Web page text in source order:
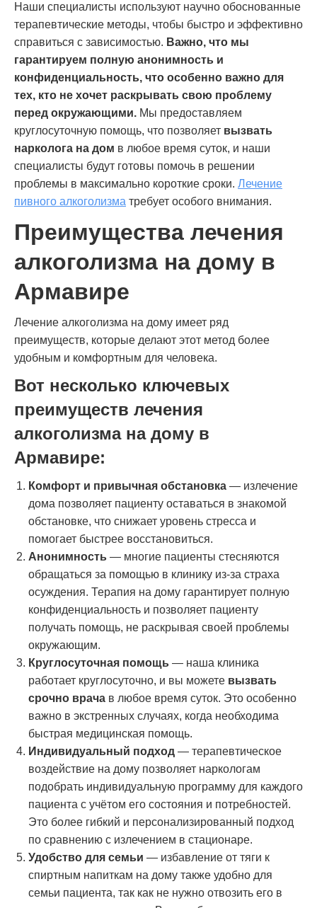
Наши специалисты используют научно обоснованные
терапевтические методы, чтобы быстро и эффективно
справиться с зависимостью. Важно, что мы
гарантируем полную анонимность и
конфиденциальность, что особенно важно для
тех, кто не хочет раскрывать свою проблему
перед окружающими. Мы предоставляем
круглосуточную помощь, что позволяет вызвать
нарколога на дом в любое время суток, и наши
специалисты будут готовы помочь в решении
проблемы в максимально короткие сроки. Лечение
пивного алкоголизма требует особого внимания.
Преимущества лечения
алкоголизма на дому в
Армавире
Лечение алкоголизма на дому имеет ряд
преимуществ, которые делают этот метод более
удобным и комфортным для человека.
Вот несколько ключевых
преимуществ лечения
алкоголизма на дому в
Армавире:
Комфорт и привычная обстановка — излечение
дома позволяет пациенту оставаться в знакомой
обстановке, что снижает уровень стресса и
помогает быстрее восстановиться.
Анонимность — многие пациенты стесняются
обращаться за помощью в клинику из-за страха
осуждения. Терапия на дому гарантирует полную
конфиденциальность и позволяет пациенту
получать помощь, не раскрывая своей проблемы
окружающим.
Круглосуточная помощь — наша клиника
работает круглосуточно, и вы можете вызвать
срочно врача в любое время суток. Это особенно
важно в экстренных случаях, когда необходима
быстрая медицинская помощь.
Индивидуальный подход — терапевтическое
воздействие на дому позволяет наркологам
подобрать индивидуальную программу для каждого
пациента с учётом его состояния и потребностей.
Это более гибкий и персонализированный подход
по сравнению с излечением в стационаре.
Удобство для семьи — избавление от тяги к
спиртным напиткам на дому также удобно для
семьи пациента, так как не нужно отвозить его в